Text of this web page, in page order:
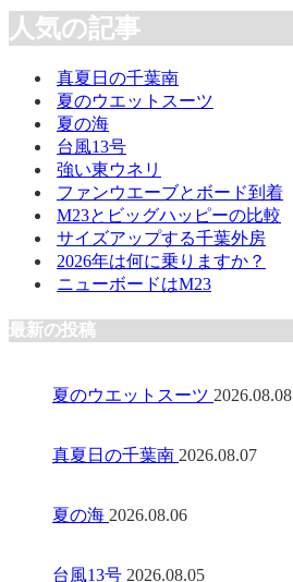
人気の記事
真夏日の千葉南
夏のウエットスーツ
夏の海
台風13号
強い東ウネリ
ファンウエーブとボード到着
M23とビッグハッピーの比較
サイズアップする千葉外房
2026年は何に乗りますか？
ニューボードはM23
最新の投稿
夏のウエットスーツ 2026.08.08
真夏日の千葉南 2026.08.07
夏の海 2026.08.06
台風13号 2026.08.05